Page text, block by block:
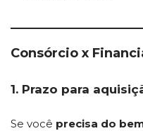
Consórcio x
1. Prazo para
Se você precisa do